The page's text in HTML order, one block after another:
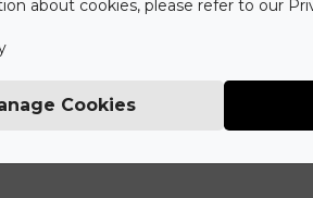
about cookies, please refer to our
Cookies